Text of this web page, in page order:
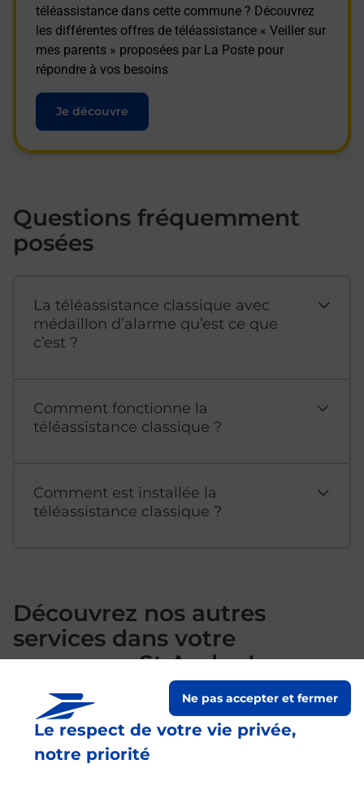
Le respect de votre vie privée,
notre priorité
Ne pas accepter et fermer
téléassistance dans cette commune ? Découvrez
les différentes offres de téléassistance « Veiller sur
mes parents » proposées par La Poste pour
répondre à vos besoins
Je découvre
Questions fréquemment
posées
La téléassistance classique avec
médaillon d’alarme qu’est ce que
c’est ?
Comment fonctionne la
téléassistance classique ?
Comment est installée la
téléassistance classique ?
Découvrez nos autres
services dans votre
commune St Andre Les
Vergers